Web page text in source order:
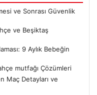
ve Sonrası Güvenlik
ve Beşiktaş
9 Aylık Bebeğin
mutfağı Çözümleri
Maç Detayları ve